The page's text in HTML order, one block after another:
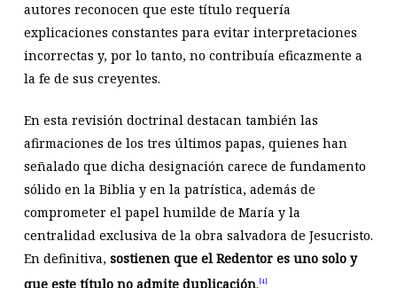
autores reconocen que este título requería
explicaciones constantes para evitar interpretaciones
incorrectas y, por lo tanto, no contribuía eficazmente a
la fe de sus creyentes.
En esta revisión doctrinal destacan también las
afirmaciones de los tres últimos papas, quienes han
señalado que dicha designación carece de fundamento
sólido en la Biblia y en la patrística, además de
comprometer el papel humilde de María y la
centralidad exclusiva de la obra salvadora de Jesucristo.
En definitiva, sostienen que el Redentor es uno solo y
que este título no admite duplicación. [4]